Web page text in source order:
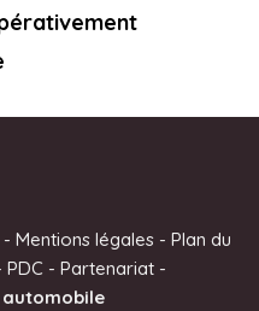
- Mentions légales - Plan du
PDC - Partenariat -